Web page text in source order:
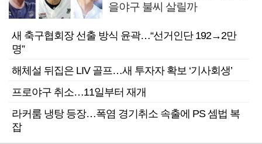
을야구 불씨 살릴까
새 축구협회장 선출 방식 윤곽…“선거인단 192→2만
명”
해체설 뒤집은 LIV 골프…새 투자자 확보 ‘기사회생’
프로야구 취소…11일부터 재개
라커룸 냉탕 등장…폭염 경기취소 속출에 PS 셈법 복
잡